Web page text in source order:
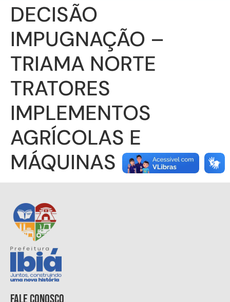
DECISÃO
IMPUGNAÇÃO –
TRIAMA NORTE
TRATORES
IMPLEMENTOS
AGRÍCOLAS E
MÁQUINAS LTDA